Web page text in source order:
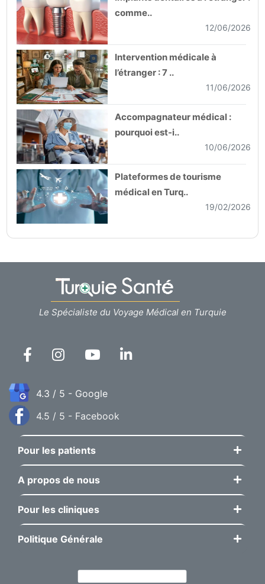
comme..
12/06/2026
Intervention médicale à
l’étranger : 7 ..
11/06/2026
Accompagnateur médical :
pourquoi est-i..
10/06/2026
Plateformes de tourisme
médical en Turq..
19/02/2026
Le Spécialiste du Voyage Médical en Turquie
4.3 / 5 - Google
4.5 / 5 - Facebook
Pour les patients
A propos de nous
Pour les cliniques
Politique Générale